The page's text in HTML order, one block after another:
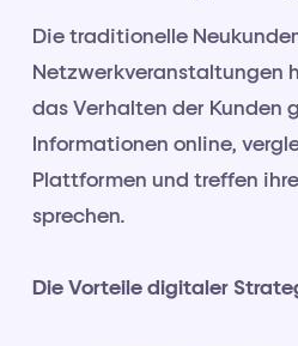
Die traditionelle
Netzwerkveranstaltungen
das Verhalten der Kunden
Informationen online,
Plattformen und treffen
sprechen.
Die Vorteile digitaler